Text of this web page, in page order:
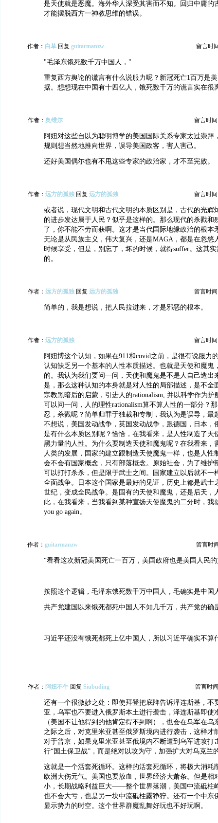
是天使就是恶魔。海外华人深受其害而不知。回归中庸的
才能摆脱西方一神教思维的错误。
作者： 白草 回复 guitarmanzw 留言时
"毛泽东饿死数千万中国人，"
重复西方舆论的谎言有什么说服力呢？新冠死亡1百万是
据。想想现在中国有十四亿人，饿死数千万的谎言实在很
作者： 奥维尔 留言时间
阿妞对这些自以为聪明博学的美国国际关系专家太过崇拜
规则想当然地推向世界，误导美国政客，害人害己。
还好美国偶尓也有不甩这些专家的政治家，才不至完败。
作者： 远方的孤独 回复 远方的孤独 留言时间
或者说，现代文明和古代文明的本质区别是，古代的光辉
的进步发达属于人民？似乎是这样的。那么现代的杀戮和
了，你不能不劳而获啊。这才是当代国际地缘政治的根本
无论是从民族主义，伟大复兴，还是MAGA，都是在忽悠
时候享受，但是，别忘了，坏的时候，就得suffer。这其
的。
作者： 远方的孤独 回复 远方的孤独 留言时间
简单的，我是想说，把人民拉进来，才是邪恶的根本。
作者： 远方的孤独 留言时间
阿妞博这个认知，如果在911和covid之前，是很有说服力
认知缺乏另一个基本的人性本质描述。也就是天使和魔鬼
的。我认为我们要问一问，天使和魔鬼是不是人自己造出
是，那么这种认知的本身就是对人性的局部描述，是不全
宗教黑暗后的启蒙，引进人的rationalism, 并以科学作为护
可以问一问，人的理性rationalism算不算人性的一部分？
忍，杀戮呢？简单归罪于独裁和专制，我认为是误导，最
不想说，美国发动战争，英国发动战争，跟德国，日本，
是有什么本质区别呢？恰恰，在我看来，是人性制造了天
黑力量的人性。为什么要制造天使和魔鬼呢？在我看来，
人类的发展，国家的建立跟制造天使魔鬼一样，也是人性
会不会有国家概念，只有部落概念。原始社会，为了维护
可以打打杀杀，但是限于武士之间。国家建立以后就不一
全面战争。日本这个国家是最好的见证，历史上都是武士
世纪，变成全民战争。是固有的天使和魔鬼，还是后天，
此，在我看来，当我看到某种宣扬天使魔鬼的二分时，我
you go again。
作者： guitarmanzw 留言时
“看看这次新冠美国死亡一百万，美国政府也是美国人民的
按照这个逻辑，毛泽东饿死数千万中国人，毛确实是中国
共产党建国以来饿死都死中国人不知几千万，共产党的确
习近平还没有饿死都死上亿中国人，所以习近平确实不算
作者： 阿妞不牛 回复 Siubuding 留言时
还有一个很微妙之处：即使拜登把底牌告诉泽连斯基，不
亚，乌军也不要进入俄罗斯本土进行袭击，泽连斯基即使
（美国不让他得到的他肯定得不到啊），也会在乌军在乌
之际之后，对克里米亚甚至俄罗斯境内进行袭击，这样才
对于普京，如果克里米亚甚至俄境内不断遭到乌军进攻打
行“国土保卫战”，而是绝对以攻为守，加强扩大对乌克兰
这就是一个活套死循环。这样的活套死循环，将极大消耗
欧洲大伤元气。美国也要放血，世界经济大萧条。但是相
小，长期战略利益巨大——整个世界落潮，美国中流砥柱
也不会大亏，也是另一块中流砥柱露狰狞。还有一个中东
显示势力的时空。这个世界群魔乱舞好玩也不好玩啊。